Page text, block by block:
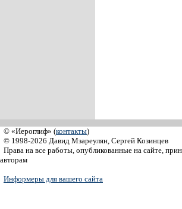
© «Иероглиф» (контакты)
© 1998-2026 Давид Мзареулян, Сергей Козинцев
Права на все работы, опубликованные на сайте,
авторам
Информеры для вашего сайта